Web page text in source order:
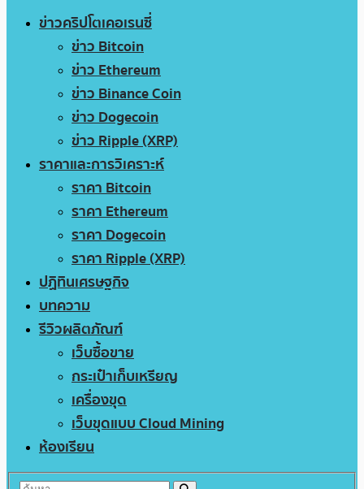
ข่าวคริปโตเคอเรนซี่
ข่าว Bitcoin
ข่าว Ethereum
ข่าว Binance Coin
ข่าว Dogecoin
ข่าว Ripple (XRP)
ราคาและการวิเคราะห์
ราคา Bitcoin
ราคา Ethereum
ราคา Dogecoin
ราคา Ripple (XRP)
ปฏิทินเศรษฐกิจ
บทความ
รีวิวผลิตภัณฑ์
เว็บซื้อขาย
กระเป๋าเก็บเหรียญ
เครื่องขุด
เว็บขุดแบบ Cloud Mining
ห้องเรียน